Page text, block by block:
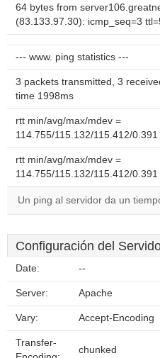
64 bytes from
(83.133.97.30): icmp_seq=3
--- www. ping statistics ---
3 packets transmitted, 3
time 1998ms
rtt min/avg/max/mdev =
114.755/115.132/115.412/0.391
rtt min/avg/max/mdev =
114.755/115.132/115.412/0.391
Un ping al servidor da un
Configuración del
Date: --
Server: Apache
Vary: Accept-Encoding
Transfer-
chunked